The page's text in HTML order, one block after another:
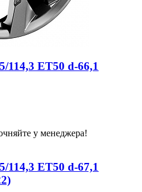
ET50 d-66,1
у менеджера!
ET50 d-67,1